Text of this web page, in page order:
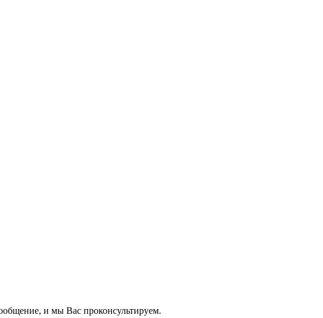
и мы Вас проконсультируем.